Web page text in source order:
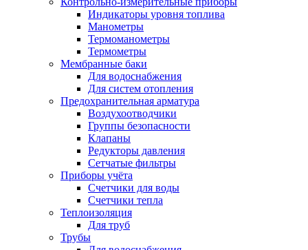
Индикаторы уровня топлива
Манометры
Термоманометры
Термометры
Мембранные баки
Для водоснабжения
Для систем отопления
Предохранительная арматура
Воздухоотводчики
Группы безопасности
Клапаны
Редукторы давления
Сетчатые фильтры
Приборы учёта
Счетчики для воды
Счетчики тепла
Теплоизоляция
Для труб
Трубы